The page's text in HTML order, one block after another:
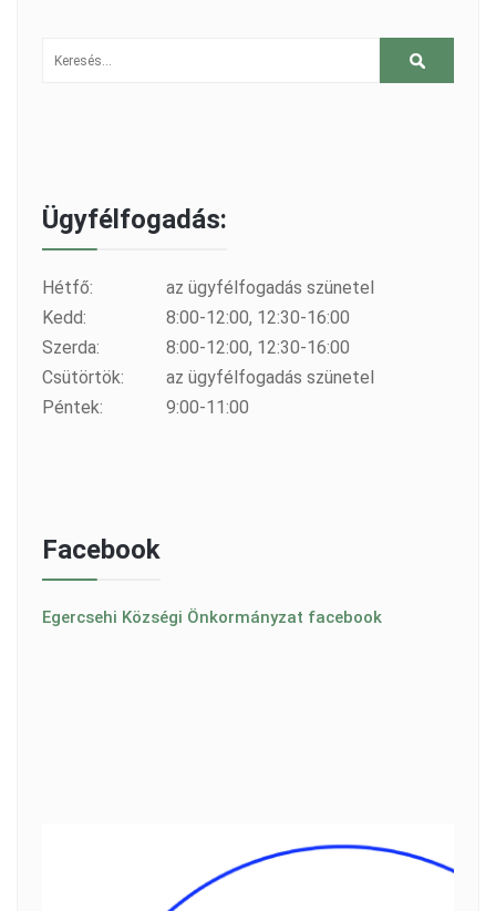
Ügyfélfogadás:
Hétfő:
az ügyfélfogadás szünetel
Kedd:
8:00-12:00, 12:30-16:00
Szerda:
8:00-12:00, 12:30-16:00
Csütörtök:
az ügyfélfogadás szünetel
Péntek:
9:00-11:00
Facebook
Egercsehi Községi Önkormányzat facebook